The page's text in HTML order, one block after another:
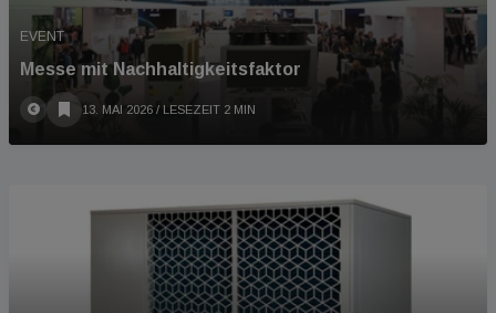
EVENT
Messe mit Nachhaltigkeitsfaktor
13. MAI 2026 / LESEZEIT 2 MIN